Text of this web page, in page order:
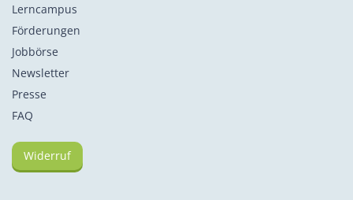
Lerncampus
Förderungen
Jobbörse
Newsletter
Presse
FAQ
Widerruf